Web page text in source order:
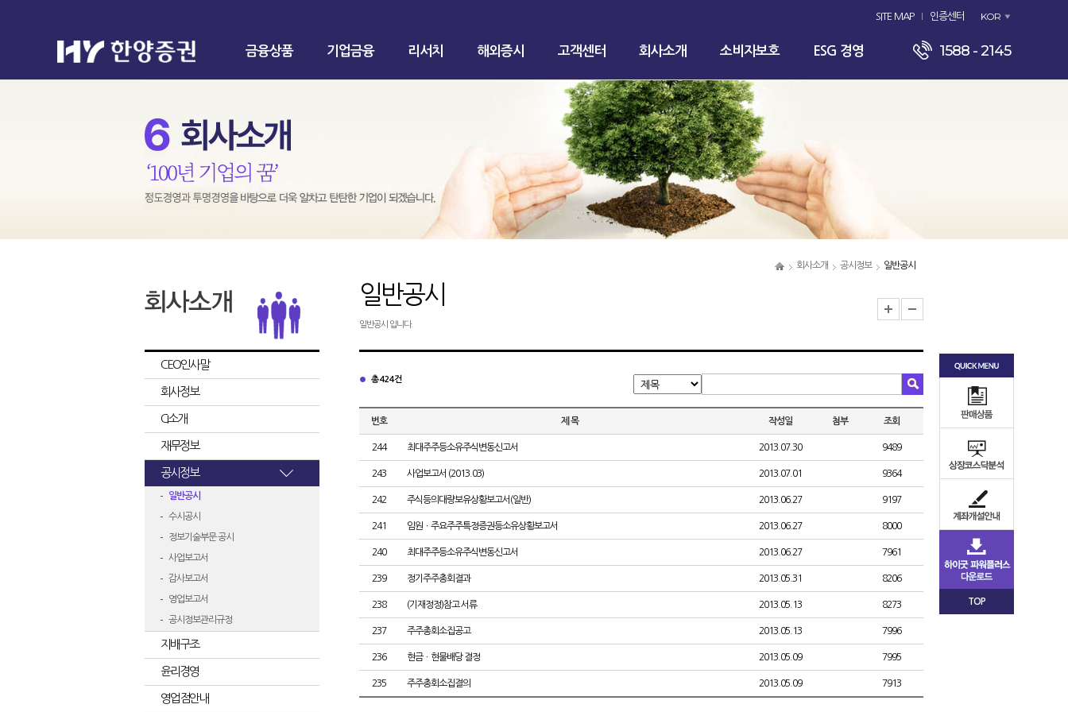
SITE MAP 인증센터 KOR
금융상품 기업금융 리서치 해외증시 고객센터 회사소개 소비자보호 ESG 경영 1588 - 2145
회사소개 공시정보 일반공시
CEO인사말
회사정보
CI소개
재무정보
공시정보
일반공시
수시공시
정보기술부문 공시
사업보고서
감사보고서
영업보고서
공시정보관리규정
지배구조
윤리경영
영업점안내
일반공시
일반공시 입니다.
총 424건
번호 제 목 작성일 첨부 조회
244 최대주주등소유주식변동신고서 2013.07.30 9489
243 사업보고서 (2013.03) 2013.07.01 9364
242 주식등의대량보유상황보고서(일반) 2013.06.27 9197
241 임원ㆍ주요주주특정증권등소유상황보고서 2013.06.27 8000
240 최대주주등소유주식변동신고서 2013.06.27 7961
239 정기주주총회결과 2013.05.31 8206
238 (기재정정)참고 서류 2013.05.13 8273
237 주주총회소집공고 2013.05.13 7996
236 현금ㆍ현물배당 결정 2013.05.09 7995
235 주주총회소집결의 2013.05.09 7913
TOP